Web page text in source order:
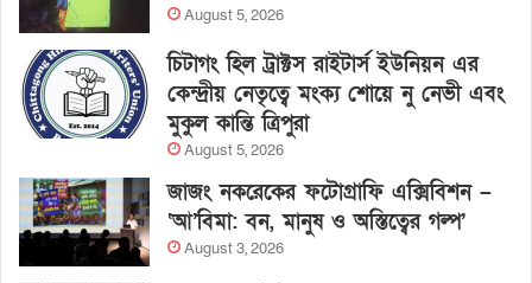
August 5, 2026
চিটাগং হিল ট্রাক্টস রাইটার্স ইউনিয়ন এর
কেন্দ্রীয় নেতৃত্বে মংক্য শোয়ে নু নেভী এবং
মুকুল কান্তি ত্রিপুরা
August 5, 2026
জাজং নকরেকের ফটোগ্রাফি এক্সিবিশন –
‘আ’বিমা: বন, মানুষ ও অস্তিত্বের গল্প’
August 3, 2026